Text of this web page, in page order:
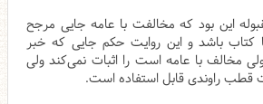
این بود که مخالفت با عامه جایی مرجح
باشد و این روایت حکم جایی که خبر
مخالف با عامه است را اثبات نمی‌کند ولی
قطب راوندی قابل استفاده است.